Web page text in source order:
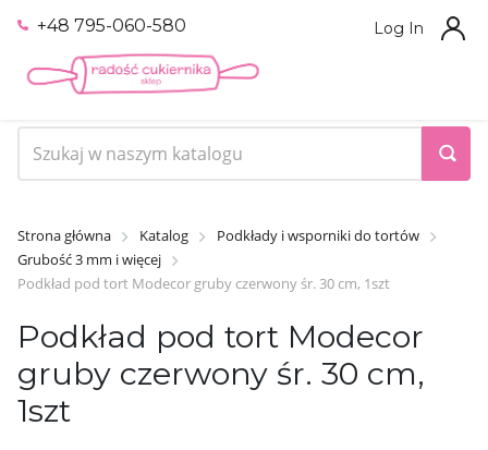
+48 795-060-580 Log In
Strona główna Katalog
Podkłady i wsporniki do tortów
Grubość 3 mm i więcej
Podkład pod tort Modecor gruby czerwony śr. 30 cm, 1szt
Podkład pod tort Modecor
gruby czerwony śr. 30 cm,
1szt